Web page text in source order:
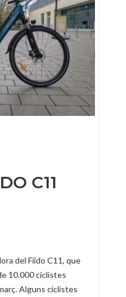
C11
del Fiido C11, que
10.000 ciclistes
Alguns ciclistes